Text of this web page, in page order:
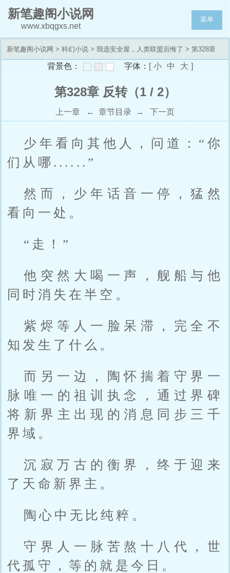
新笔趣阁小说网
www.xbqgxs.net
菜单
新笔趣阁小说网 > 科幻小说 > 我选安全屋，人类联盟后悔了 > 第328章
背景色： 字体： [ 小 中 大 ]
第328章 反转（1 / 2）
上一章 ← 章节目录 → 下一页
少年看向其他人，问道：“你
们从哪......”
然而，少年话音一停，猛然
看向一处。
“走！”
他突然大喝一声，舰船与他
同时消失在半空。
紫烬等人一脸呆滞，完全不
知发生了什么。
而另一边，陶怀揣着守界一
脉唯一的祖训执念，通过界碑
将新界主出现的消息同步三千
界域。
沉寂万古的衡界，终于迎来
了天命新界主。
陶心中无比纯粹。
守界人一脉苦熬十八代，世
代孤守，等的就是今日。